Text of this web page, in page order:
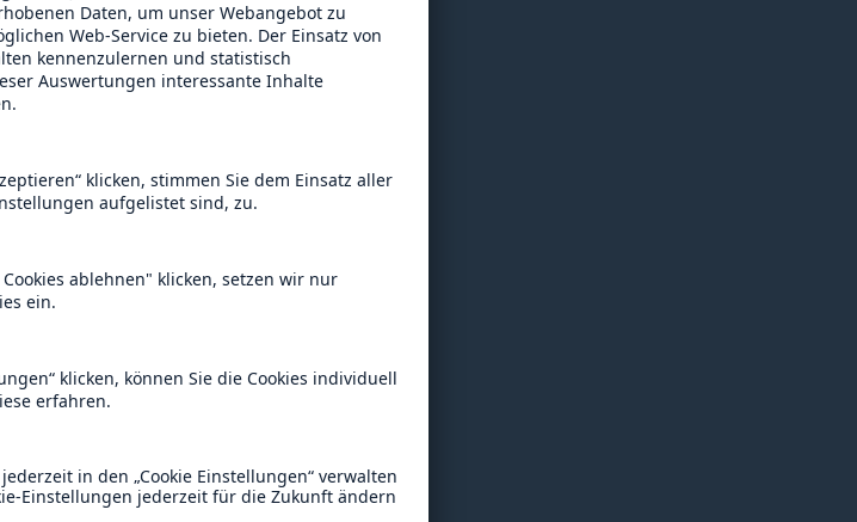
von Städten eine
Immer mehr Menschen errichten
Waldgebieten.
steigenden Waldbrandrisiko
Australiens herrschen häufiger
Hitzewellen und Dürren in den
Forest Fire Information Systems
Auf Zypern und in Portugal
Auch für die Europäische Union
Dennoch sind Waldbrände in Europa
meist keine Ballungsräume
meist von Menschen
zurückzuführen.